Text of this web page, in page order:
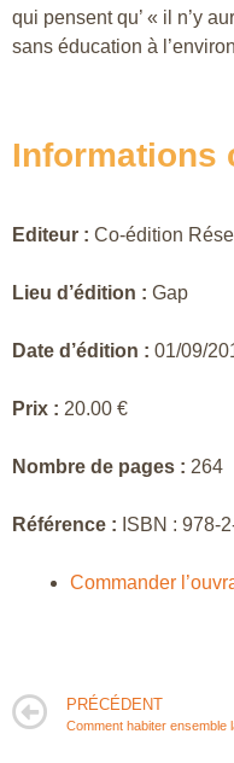
qui pensent qu’ « il n’y
sans éducation à
Informations
Editeur : Co-édition
Lieu d’édition : Gap
Date d’édition : 01/09/
Prix : 20.00 €
Nombre de pages : 264
Référence : ISBN : 978-
Commander
PRÉCÉDENT